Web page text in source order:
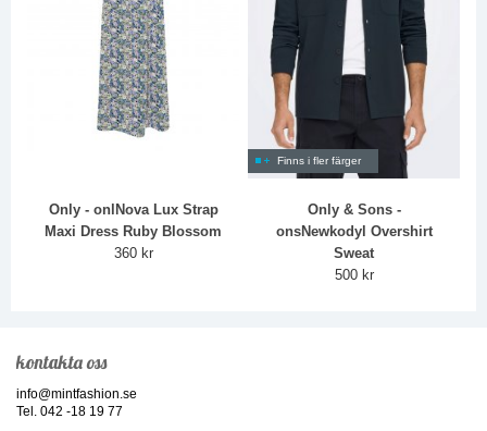
Only - onlNova Lux Strap
Maxi Dress Ruby Blossom
360 kr
Finns i fler färger
Only & Sons -
onsNewkodyl Overshirt
Sweat
500 kr
kontakta oss
info@mintfashion.se
Tel. 042 -18 19 77